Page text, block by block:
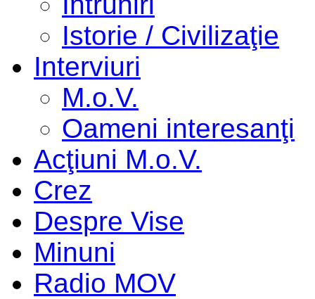
Istorie / Civilizaţie
Interviuri
M.o.V.
Oameni interesanţi
Acţiuni M.o.V.
Crez
Despre Vise
Minuni
Radio MOV